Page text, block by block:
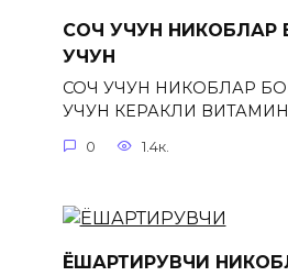
СОЧ УЧУН НИКОБЛАР
УЧУН
СОЧ УЧУН НИКОБЛАР
УЧУН КЕРАКЛИ
0 1.4к.
ЁШАРТИРУВЧИ